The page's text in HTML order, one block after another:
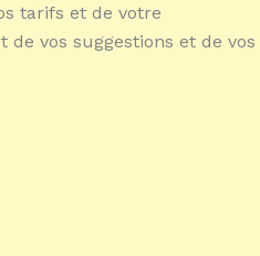
tarifs et de votre
vos suggestions et de vos